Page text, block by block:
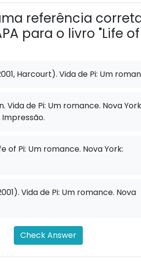
referência
para o livro "Life of
Harcourt). Vida de Pi: Um
Vida de Pi: Um romance. Nova
Impressão.
of Pi: Um romance. Nova York:
Vida de Pi: Um romance. Nova
Check Answer